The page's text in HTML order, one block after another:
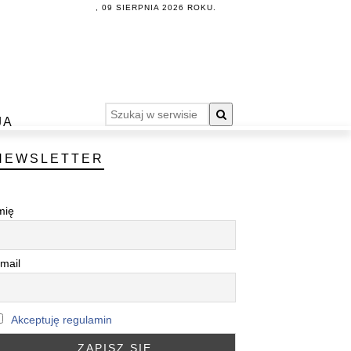
, 09 SIERPNIA 2026 ROKU.
Akceptuję regulamin